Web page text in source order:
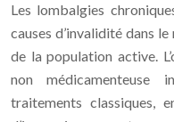
Les lombalgies
causes d’invalidité dans
de la population active.
non médicamenteuse
traitements classiques,